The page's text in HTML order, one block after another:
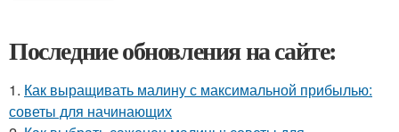
Последние обновления на сайте:
1. Как выращивать малину с максимальной прибылью:
советы для начинающих